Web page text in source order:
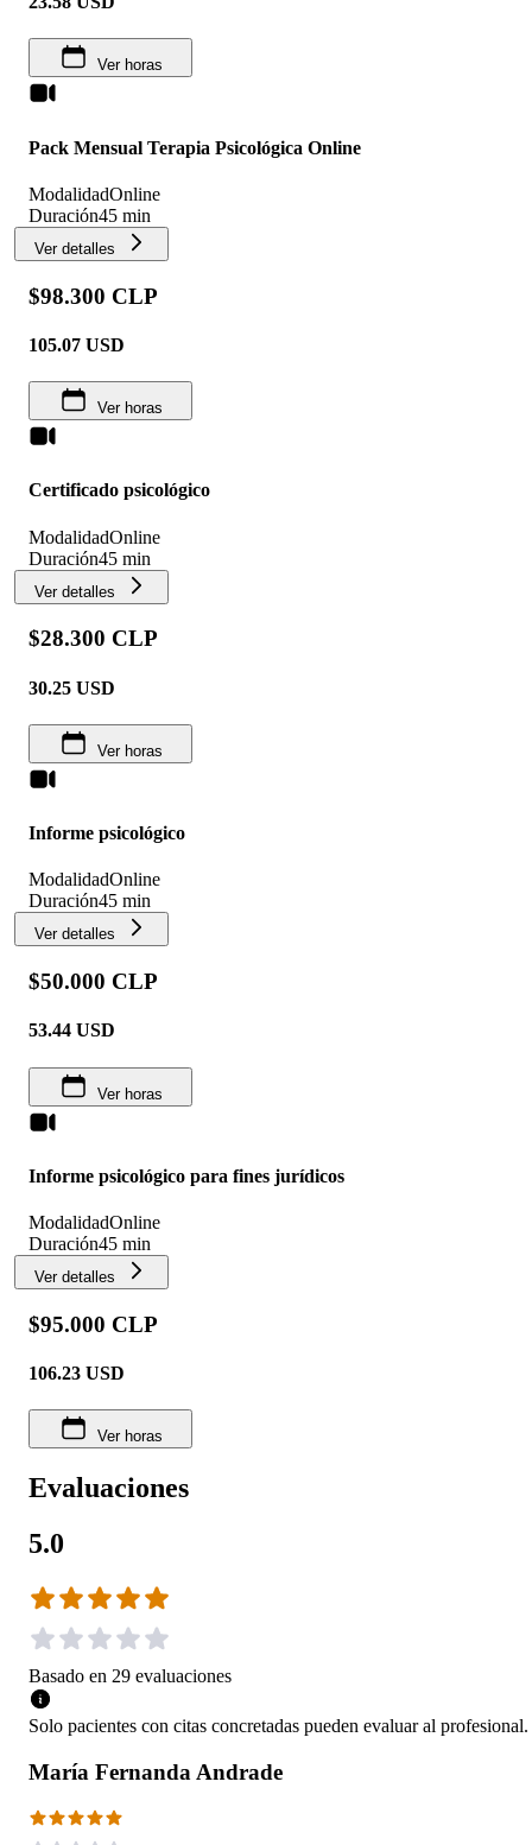
Ver horas
Pack Mensual Terapia Psicológica Online
ModalidadOnline
Duración45 min
Ver detalles
$98.300 CLP
105.07 USD
Ver horas
Certificado psicológico
ModalidadOnline
Duración45 min
Ver detalles
$28.300 CLP
30.25 USD
Ver horas
Informe psicológico
ModalidadOnline
Duración45 min
Ver detalles
$50.000 CLP
53.44 USD
Ver horas
Informe psicológico para fines jurídicos
ModalidadOnline
Duración45 min
Ver detalles
$95.000 CLP
106.23 USD
Ver horas
Evaluaciones
5.0
Basado en 29 evaluaciones
Solo pacientes con citas concretadas pueden evaluar al profesional.
María Fernanda Andrade